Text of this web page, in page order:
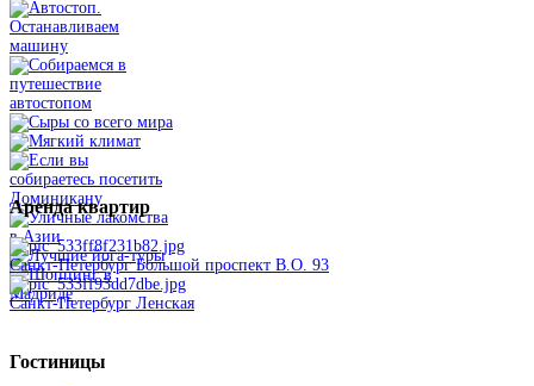
Арендаквартир
Санкт-Петербург Большой проспект В.О. 93
Санкт-Петербург Ленская
Гостиницы